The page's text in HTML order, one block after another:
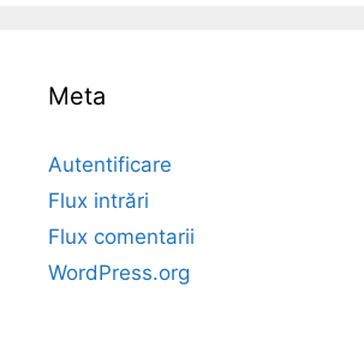
Meta
Autentificare
Flux intrări
Flux comentarii
WordPress.org